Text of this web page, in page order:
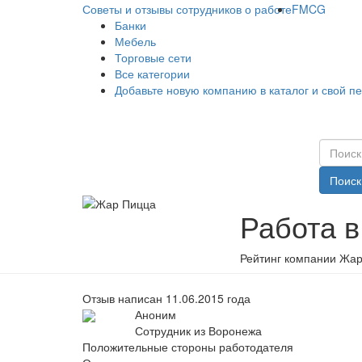
Советы и отзывы сотрудников о работеFMCG
Банки
Мебель
Торговые сети
Все категории
Добавьте новую компанию в каталог и свой
Поиск
Работа
Рейтинг компании
Отзыв написан 11.06.2015 года
Аноним
Сотрудник из Воронежа
Положительные стороны работодателя